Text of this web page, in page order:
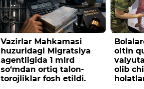
Bolalardan foydalanib
oltin quyma va
valyutani yashirincha
olib chiqishga urinish
holatlari fosh etildi
opiy
xorijlik